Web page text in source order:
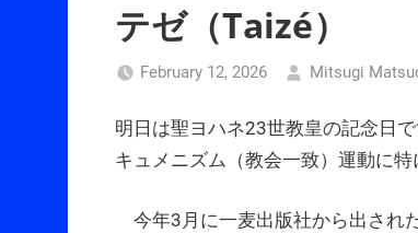
テゼ（Taizé）
February 12, 2026 Mitsugi
明日は聖ヨハネ23世教皇の記念日
キュメニズム（教会一致）運動に
今年3月に一麦出版社から出され